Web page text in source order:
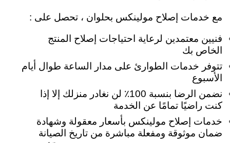
مع خدمات إصلاح مولينكس بحلوان ، تحصل على :
فنيين معتمدين لرعاية احتياجات إصلاح المنتج
الخاص بك
تتوفر خدمات الطوارئ على مدار الساعة طوال أيام
الأسبوع
نضمن الرضا بنسبة 100٪ لن نغادر منزلك إلا إذا
كنت راضيًا تمامًا عن الخدمة
خدمات إصلاح مولينكس بأسعار معقولة وشهادة
ضمان موثوقة ومفعلة مباشرة من تاريخ الصيانة